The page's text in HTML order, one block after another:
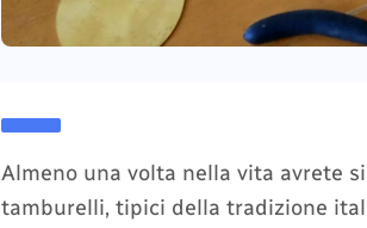
Almeno una volta nella vita avrete
tamburelli, tipici della tradizione